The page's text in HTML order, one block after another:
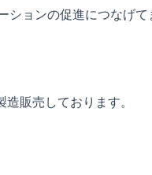
ョンの促進につなげ
販売しております。